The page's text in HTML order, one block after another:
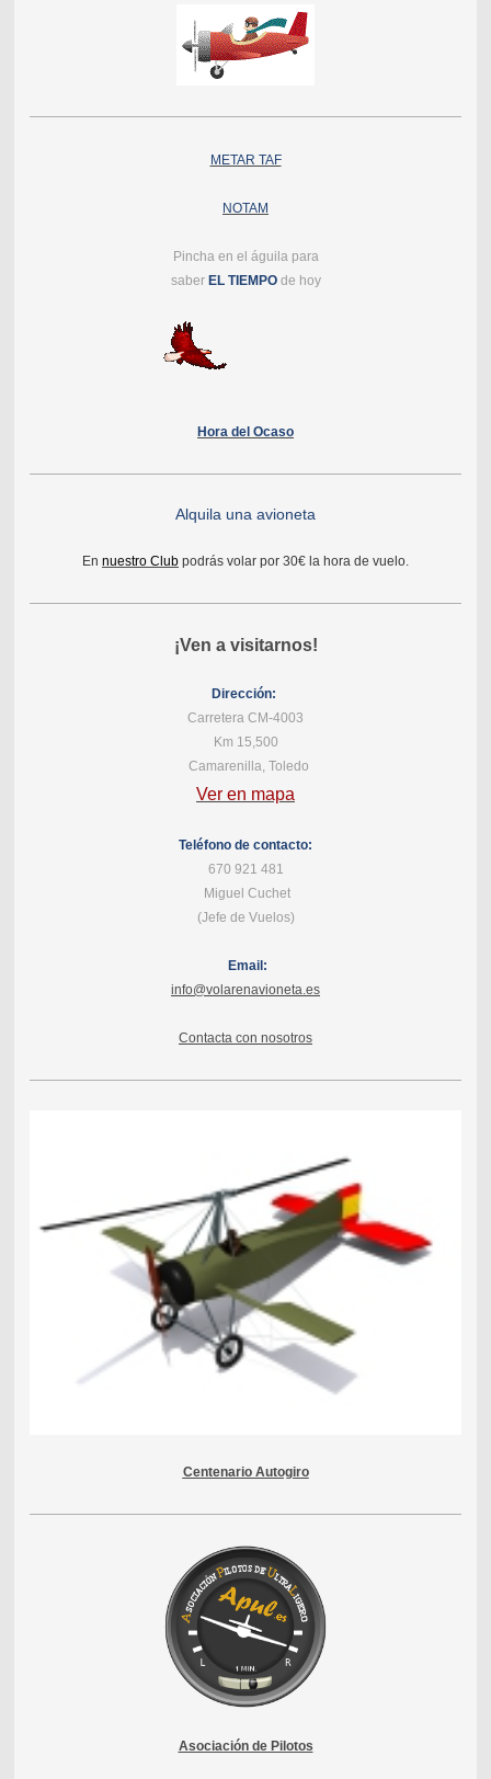
METAR TAF
NOTAM
Pincha en el águila para
saber EL TIEMPOde hoy
Hora del Ocaso
Alquila una avioneta
En nuestro Club podrás volar por 30€ la hora de vuelo.
¡Ven a visitarnos!
Dirección:
Carretera CM-4003
Km 15,500
Camarenilla, Toledo
Ver en mapa
Teléfono de contacto:
670 921 481
Miguel Cuchet
(Jefe de Vuelos)
Email:
info@volarenavioneta.es
Contacta con nosotros
Centenario Autogiro
Asociación de Pilotos